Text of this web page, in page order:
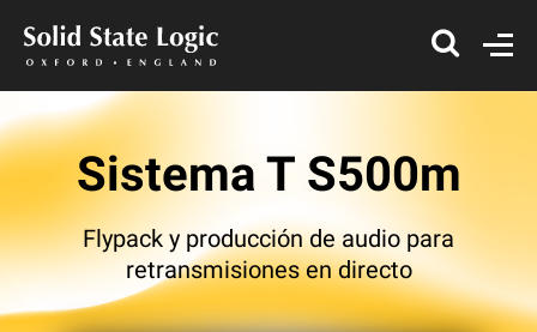
Sistema T S500m
Flypack y producción de audio para
retransmisiones en directo